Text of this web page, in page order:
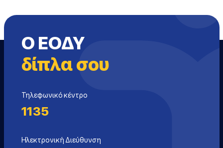
Ο ΕΟΔΥ
δίπλα σου
Τηλεφωνικό κέντρο
1135
Ηλεκτρονική Διεύθυνση